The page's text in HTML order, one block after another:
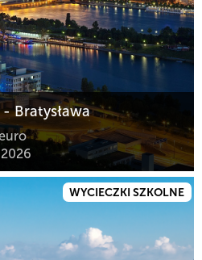
Bratysława
WYCIECZKI SZKOLNE